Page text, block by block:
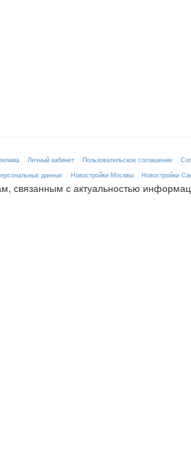
Личный кабинет Пользовательское соглашение
данных
Новостройки Москвы Новостройки
связанным с актуальностью